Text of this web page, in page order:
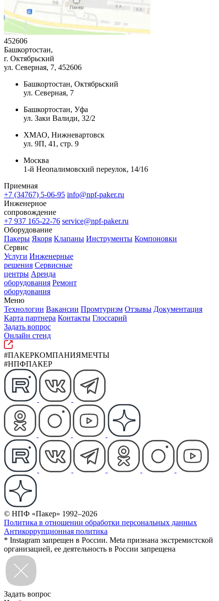
452606
Башкортостан,
г. Октябрьский
ул. Северная, 7, 452606
Башкортостан, Октябрьский
ул. Северная, 7
Башкортостан, Уфа
ул. Заки Валиди, 32/2
ХМАО, Нижневартовск
ул. 9П, 41, стр. 9
Москва
1-й Неопалимовский переулок, 14/16
Приемная
+7 (34767) 5-06-95 info@npf-paker.ru
Инженерное
сопровождение
+7 937 165-22-76 service@npf-paker.ru
Оборудование
Пакеры Якоря Клапаны Инструменты Компоновки
Сервис
Услуги Инженерные
решения Сервисные
центры Аренда
оборудования Ремонт
оборудования
Меню
Технологии Вакансии Промтуризм Отзывы Документация
Карта партнера Контакты Глоссарий
Задать вопрос
Онлайн стенд
#ПАКЕРКОМПАНИЯМЕЧТЫ
#НПФПАКЕР
© НПФ «Пакер» 1992–2026
Политика в отношении обработки персональных данных
Антикоррупционная политика
* Instagram запрещен в России. Meta признана экстремистской
организацией, ее деятельность в России запрещена
Задать вопрос